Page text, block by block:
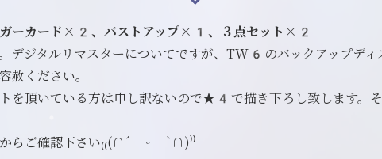
ガーカード×2、バストアップ×1、３点セット×2
デジタルリマスターについてですが、TW6のバックアップディ
赦ください。
を頂いている方は申し訳ないので★4で描き下ろし致します。
からご確認下さい₍₍(∩´ ᵕ `∩)⁾⁾